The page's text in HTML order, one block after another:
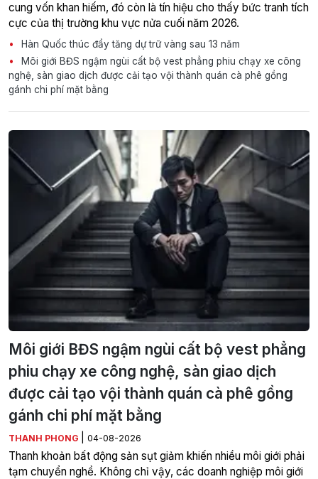
cung vốn khan hiếm, đó còn là tín hiệu cho thấy bức tranh tích
cực của thị trường khu vực nửa cuối năm 2026.
Hàn Quốc thúc đẩy tăng dự trữ vàng sau 13 năm
Môi giới BĐS ngậm ngùi cất bộ vest phẳng phiu chạy xe công
nghệ, sàn giao dịch được cải tạo vội thành quán cà phê gồng
gánh chi phí mặt bằng
Môi giới BĐS ngậm ngùi cất bộ vest phẳng
phiu chạy xe công nghệ, sàn giao dịch
được cải tạo vội thành quán cà phê gồng
gánh chi phí mặt bằng
THANH PHONG 04-08-2026
Thanh khoản bất động sản sụt giảm khiến nhiều môi giới phải
tạm chuyển nghề. Không chỉ vậy, các doanh nghiệp môi giới